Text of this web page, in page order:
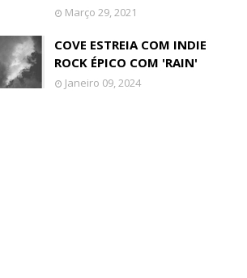
Março 29, 2021
COVE ESTREIA COM INDIE
ROCK ÉPICO COM 'RAIN'
Janeiro 09, 2024